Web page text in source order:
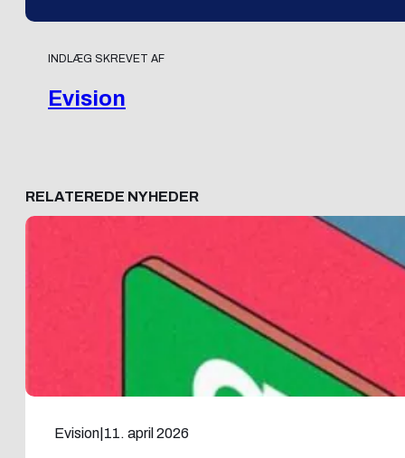
INDLÆG SKREVET AF
Evision
RELATEREDE NYHEDER
Evision 11. april 2026